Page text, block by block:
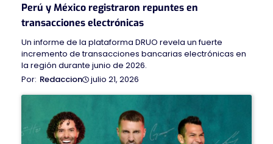
Perú y México registraron repuntes en
transacciones electrónicas
Un informe de la plataforma DRUO revela un fuerte
incremento de transacciones bancarias electrónicas en
la región durante junio de 2026.
Redaccion
julio 21, 2026